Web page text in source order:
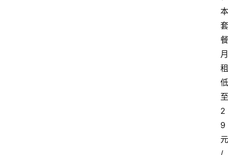
本
套
餐
月
租
低
至
2
9
元